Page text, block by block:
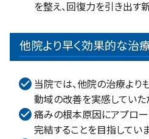
を整え、回復力を引き出す
他院より早く効果的な治
当院では、他院の治療よ
動域の改善を実感していた
痛みの根本原因にアプロー
完結することを目指していま